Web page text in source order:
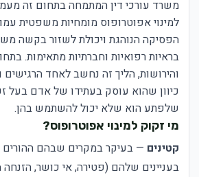
משרד עורכי דין המתמחה בתחום זה
למינוי אפוטרופוס מומחיות משפטית
הפסיקה הנוהגת ויכולת לשזור בקשה
בראיות רפואיות וחברתיות מתאימות.
והירושות, הליך זה נחשב לאחד הרגישים
כיוון שהוא עוסק בעתידו של אדם בעל
שלפתע הוא שלא יכול להשתמש בהן.
מי זקוק למינוי אפוטרופוס?
קטינים — בעיקר במקרים שבהם ההורים
בעניינים שלהם (פטירה, אי כושר,